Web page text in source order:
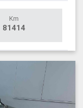
Km
81414